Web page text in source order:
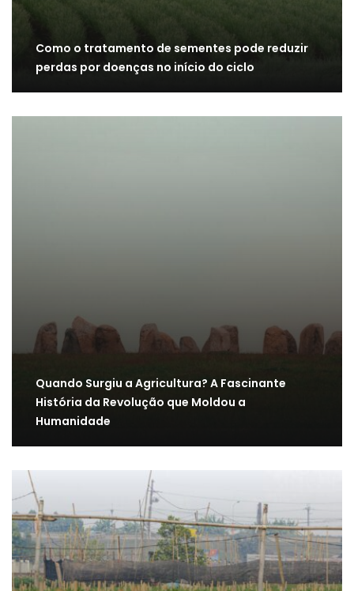
Como o tratamento de sementes pode reduzir
perdas por doenças no início do ciclo
Quando Surgiu a Agricultura? A Fascinante
História da Revolução que Moldou a
Humanidade